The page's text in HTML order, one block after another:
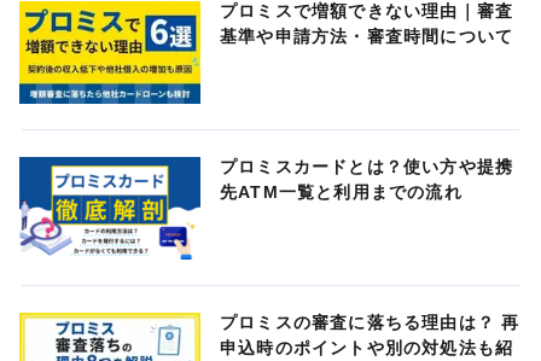
プロミスで増額できない理由｜審査
基準や申請方法・審査時間について
プロミスカードとは？使い方や提携
先ATM一覧と利用までの流れ
プロミスの審査に落ちる理由は？ 再
申込時のポイントや別の対処法も紹